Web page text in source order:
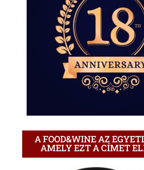
A FOOD&WINE AZ
AMELY EZT A CÍMET